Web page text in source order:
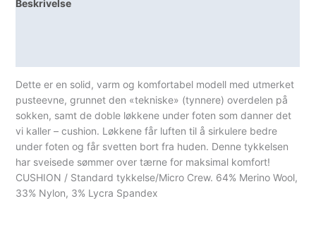
Beskrivelse
Dette er en solid, varm og komfortabel modell med utmerket
pusteevne, grunnet den «tekniske» (tynnere) overdelen på
sokken, samt de doble løkkene under foten som danner det
vi kaller – cushion. Løkkene får luften til å sirkulere bedre
under foten og får svetten bort fra huden. Denne tykkelsen
har sveisede sømmer over tærne for maksimal komfort!
CUSHION / Standard tykkelse/Micro Crew. 64% Merino Wool,
33% Nylon, 3% Lycra Spandex